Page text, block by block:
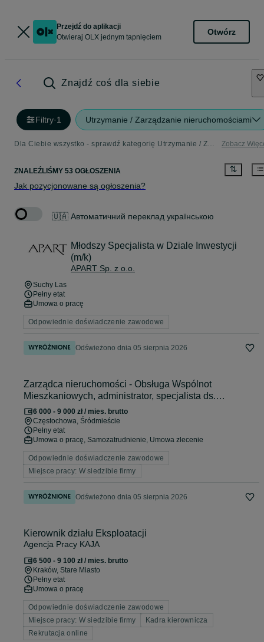
Przejdź do aplikacji
Otwieraj OLX jednym tapnięciem
Otwórz
Znajdź coś dla siebie
Filtry·1 Utrzymanie / Zarządzanie nieruchomościami
Dla Ciebie wszystko - sprawdź kategorię Utrzymanie / Zarządzanie nieruchomościami Zobacz
ZNALEŹLIŚMY 53 OGŁOSZENIA
Jak pozycjonowane są ogłoszenia?
🇺🇦 Автоматичний переклад українською
Młodszy Specjalista w Dziale Inwestycji
(m/k)
APART Sp. z o.o.
Suchy Las
Pełny etat
Umowa o pracę
Odpowiednie doświadczenie zawodowe
Odświeżono dnia 05 sierpnia 2026
Zarządca nieruchomości - Obsługa Wspólnot
Mieszkaniowych, administrator, specjalista ds.
zarządzania nieruchomościami
6 000 - 9 000 zł / mies. brutto
Częstochowa, Śródmieście
Pełny etat
Umowa o pracę, Samozatrudnienie, Umowa zlecenie
Odpowiednie doświadczenie zawodowe
Miejsce pracy: W siedzibie firmy
Odświeżono dnia 05 sierpnia 2026
Kierownik działu Eksploatacji
Agencja Pracy KAJA
6 500 - 9 100 zł / mies. brutto
Kraków, Stare Miasto
Pełny etat
Umowa o pracę
Odpowiednie doświadczenie zawodowe
Miejsce pracy: W siedzibie firmy
Kadra kierownicza
Rekrutacja online